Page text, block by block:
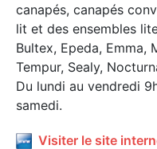
canapés, canapés
lit et des ensembles
Bultex, Epeda, Emma,
Tempur, Sealy,
Du lundi au vendredi
samedi.
Visiter le site